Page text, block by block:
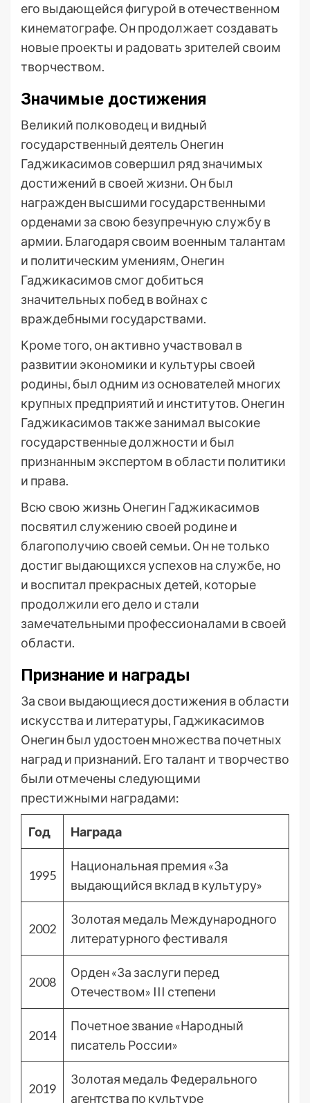
его выдающейся фигурой в отечественном
кинематографе. Он продолжает создавать
новые проекты и радовать зрителей своим
творчеством.
Значимые достижения
Великий полководец и видный
государственный деятель Онегин
Гаджикасимов совершил ряд значимых
достижений в своей жизни. Он был
награжден высшими государственными
орденами за свою безупречную службу в
армии. Благодаря своим военным талантам
и политическим умениям, Онегин
Гаджикасимов смог добиться
значительных побед в войнах с
враждебными государствами.
Кроме того, он активно участвовал в
развитии экономики и культуры своей
родины, был одним из основателей многих
крупных предприятий и институтов. Онегин
Гаджикасимов также занимал высокие
государственные должности и был
признанным экспертом в области политики
и права.
Всю свою жизнь Онегин Гаджикасимов
посвятил служению своей родине и
благополучию своей семьи. Он не только
достиг выдающихся успехов на службе, но
и воспитал прекрасных детей, которые
продолжили его дело и стали
замечательными профессионалами в своей
области.
Признание и награды
За свои выдающиеся достижения в области
искусства и литературы, Гаджикасимов
Онегин был удостоен множества почетных
наград и признаний. Его талант и творчество
были отмечены следующими
престижными наградами:
Год Награда
1995
Национальная премия «За
выдающийся вклад в культуру»
2002
Золотая медаль Международного
литературного фестиваля
2008
Орден «За заслуги перед
Отечеством» III степени
2014
Почетное звание «Народный
писатель России»
2019
Золотая медаль Федерального
агентства по культуре